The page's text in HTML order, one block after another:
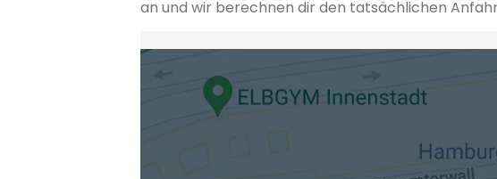
an und wir berechnen dir den tatsächlichen
Heimatadresse oder Wunschort
Die berechneten Anreisezeiten basieren auf den